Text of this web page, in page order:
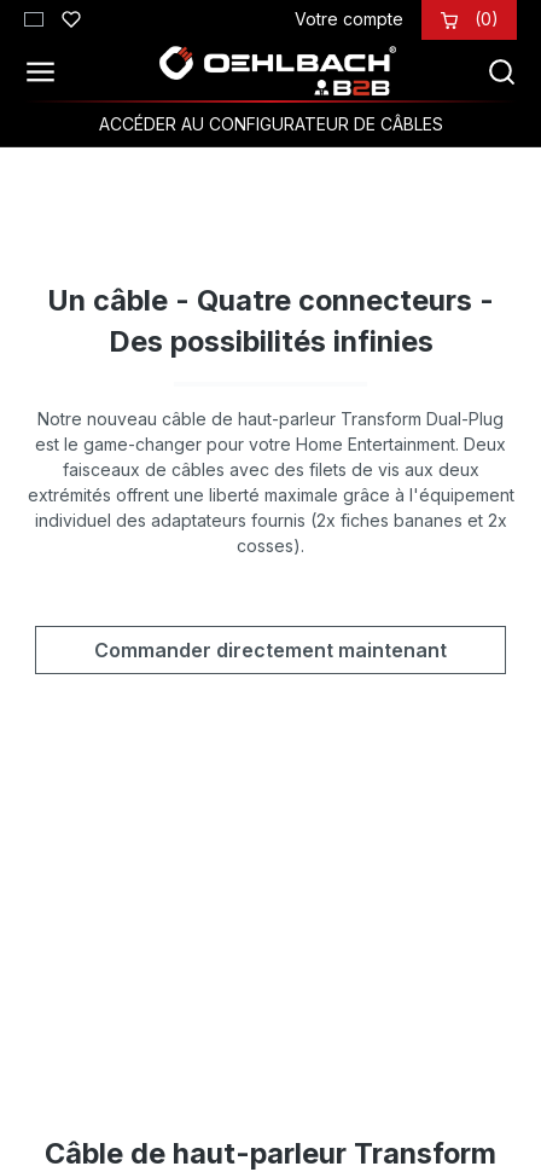
Passer au contenu principal Votre compte (0)
ACCÉDER AU CONFIGURATEUR DE CÂBLES
Un câble - Quatre connecteurs -
Des possibilités infinies
Notre nouveau câble de haut-parleur Transform Dual-Plug
est le game-changer pour votre Home Entertainment. Deux
faisceaux de câbles avec des filets de vis aux deux
extrémités offrent une liberté maximale grâce à l'équipement
individuel des adaptateurs fournis (2x fiches bananes et 2x
cosses).
Commander directement maintenant
Câble de haut-parleur Transform